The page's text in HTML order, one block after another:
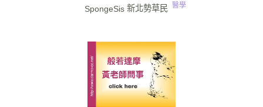
新北勢草民
SpongeSis 醫學